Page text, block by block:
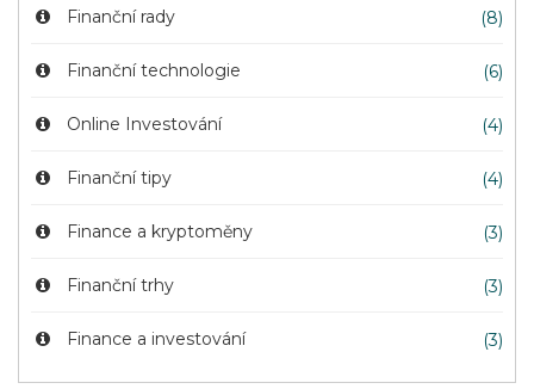
Finanční rady (8)
Finanční technologie (6)
Online Investování (4)
Finanční tipy (4)
Finance a kryptoměny (3)
Finanční trhy (3)
Finance a investování (3)